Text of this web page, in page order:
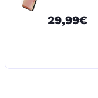
29,99€